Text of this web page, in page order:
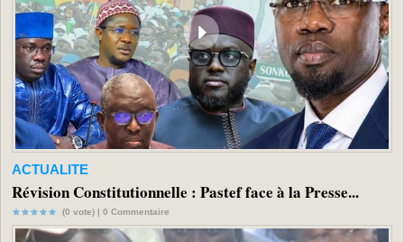
ACTUALITE
Révision Constitutionnelle : Pastef face à la Presse...
(0 vote) | 0 Commentaire